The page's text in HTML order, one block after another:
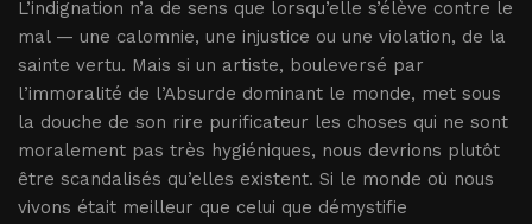
L’indignation n’a de sens que lorsqu’elle s’élève contre le
mal — une calomnie, une injustice ou une violation, de la
sainte vertu. Mais si un artiste, bouleversé par
l’immoralité de l’Absurde dominant le monde, met sous
la douche de son rire purificateur les choses qui ne sont
moralement pas très hygiéniques, nous devrions plutôt
être scandalisés qu’elles existent. Si le monde où nous
vivons était meilleur que celui que démystifie